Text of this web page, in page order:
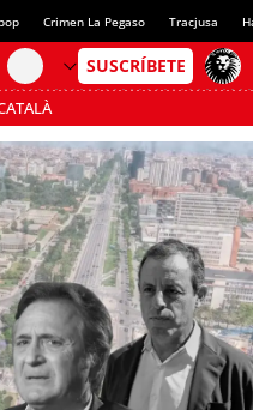
Crimen La Pegaso Tracjusa